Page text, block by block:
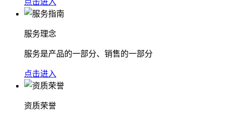
服务理念
服务是产品的一部分、销售的一部分
点击进入
资质荣誉